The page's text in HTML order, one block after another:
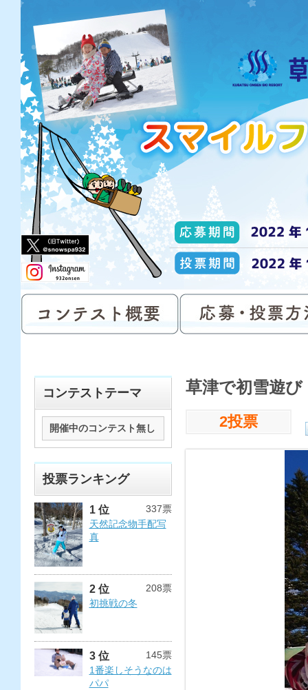
コンテストテーマ
開催中のコンテスト無し
投票ランキング
1 位
337票
天然記念物手配写
真
2 位
208票
初挑戦の冬
3 位
145票
1番楽しそうなのは
パパ
草津で初雪遊び
2投票